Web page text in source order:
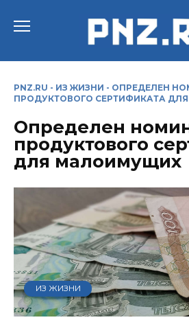
PNZ.RU - ИЗ ЖИЗНИ - ОПРЕДЕЛЕН
ПРОДУКТОВОГО СЕРТИФИКАТА
Определен
продуктового
для малоимущих
ИЗ ЖИЗНИ